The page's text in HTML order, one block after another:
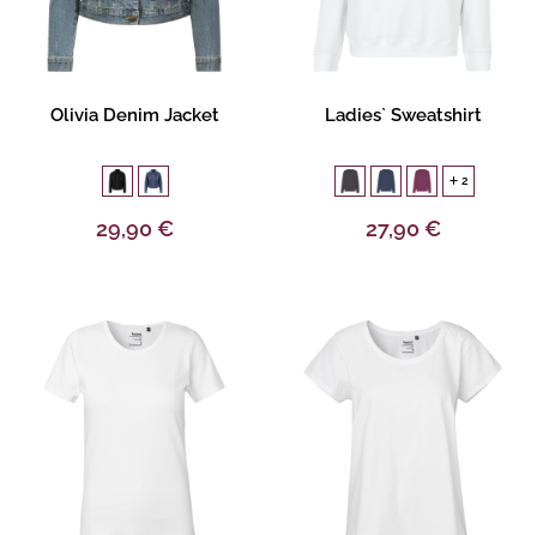
Gestalten
Olivia Denim Jacket
29,90 €
Gestalten
Ladies` Sweatshirt
2
27,90 €